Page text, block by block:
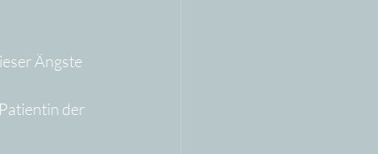
Ängste
der